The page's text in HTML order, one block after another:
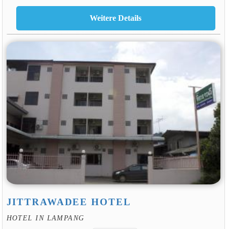
JITTRAWADEE HOTEL
HOTEL IN LAMPANG